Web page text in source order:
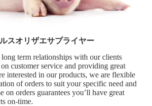
スオリザエサプライヤー
term relationships with our clients
customer service and providing great
interested in our products, we are flexible
of orders to suit your specific need and
on orders guarantees you’ll have great
on-time.